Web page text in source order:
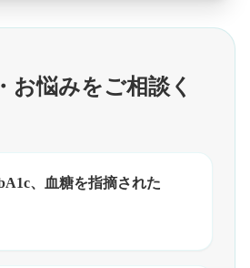
お悩みをご相談く
、血糖を指摘された